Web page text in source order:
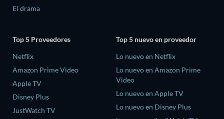
El drama
Top 5 Proveedores
Netflix
Amazon Prime Video
Apple TV
Disney Plus
JustWatch TV
Top 5 nuevo en proveedor
Lo nuevo en Netflix
Lo nuevo en Amazon Prime
Video
Lo nuevo en Apple TV
Lo nuevo en Disney Plus